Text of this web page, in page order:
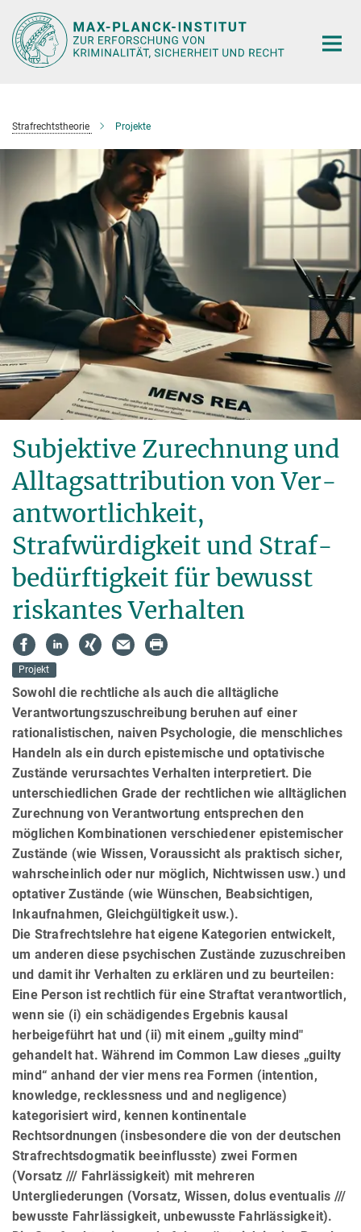
Hauptinhalt
Strafrechtstheorie Projekte
Subjektive Zurechnung und
Alltagsattribution von Ver­
ant­wort­lich­keit,
Strafwürdigkeit und Straf­
be­dürf­tigkeit für bewusst
riskantes Verhalten
Projekt
Sowohl die rechtliche als auch die alltägliche
Verantwortungszuschreibung beruhen auf einer
rationalistischen, naiven Psychologie, die menschliches
Handeln als ein durch epistemische und optativische
Zustände verursachtes Verhalten interpretiert. Die
unterschiedlichen Grade der rechtlichen wie alltäglichen
Zurechnung von Verant­wor­tung entsprechen den
möglichen Kombinationen verschiedener epistemischer
Zustände (wie Wissen, Voraussicht als praktisch sicher,
wahrscheinlich oder nur möglich, Nichtwissen usw.) und
optativer Zustände (wie Wünschen, Beabsichtigen,
Inkaufnahmen, Gleichgültigkeit usw.).
Die Strafrechtslehre hat eigene Kategorien entwickelt,
um anderen diese psychischen Zustände zuzuschreiben
und damit ihr Verhalten zu erklären und zu beurteilen:
Eine Person ist rechtlich für eine Straftat verantwortlich,
wenn sie (i) ein schädigendes Ergebnis kausal
herbeigeführt hat und (ii) mit einem „guilty mind"
gehandelt hat. Während im Common Law dieses „guilty
mind“ anhand der vier mens rea Formen (intention,
knowledge, recklessness und and negligence)
kategorisiert wird, kennen kontinentale
Rechtsordnungen (insbesondere die von der deutschen
Strafrechtsdogmatik beeinflusste) zwei Formen
(Vorsatz /// Fahrlässigkeit) mit mehreren
Untergliederungen (Vorsatz, Wissen, dolus eventualis ///
bewusste Fahrlässigkeit, unbewusste Fahrlässigkeit).